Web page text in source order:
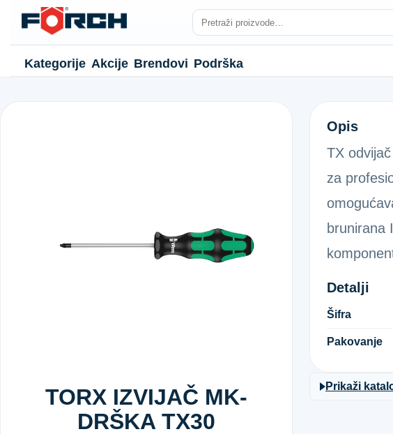
Kategorije Akcije Brendovi Podrška
TORX IZVIJAČ MK-
DRŠKA TX30
TORX
Opis
TX
za
brunirana
Detalji
Šifra
Pakovanje
Prikaži